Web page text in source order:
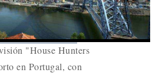
"House Hunters
en Portugal, con